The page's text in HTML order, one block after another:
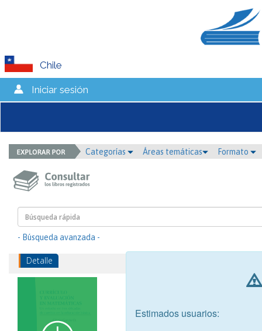
Chile
Iniciar sesión
Categorías Áreas temáticas Formato
- Búsqueda avanzada -
Detalle
Estimados usuarios: